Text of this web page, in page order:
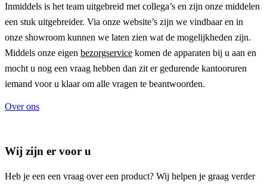
Inmiddels is het team uitgebreid met collega’s en zijn onze middelen
een stuk uitgebreider. Via onze website’s zijn we vindbaar en in
onze showroom kunnen we laten zien wat de mogelijkheden zijn.
Middels onze eigen bezorgservice komen de apparaten bij u aan en
mocht u nog een vraag hebben dan zit er gedurende kantooruren
iemand voor u klaar om alle vragen te beantwoorden.
Over ons
Wij zijn er voor u
Heb je een een vraag over een product? Wij helpen je graag verder